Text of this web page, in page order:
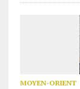
MOYEN-ORIENT